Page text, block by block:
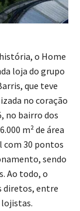
o Home
loja do grupo
que teve
no coração
no bairro dos
m² de área
com 30 pontos
sendo
Ao todo, o
diretos, entre
lojistas.